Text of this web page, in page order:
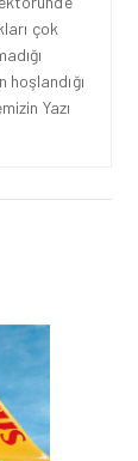
çok
Yazı